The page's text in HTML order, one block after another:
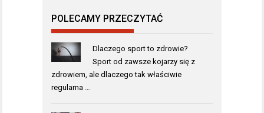
POLECAMY PRZECZYTAĆ
Dlaczego sport to zdrowie?
Sport od zawsze kojarzy się z
zdrowiem, ale dlaczego tak właściwie
regularna …